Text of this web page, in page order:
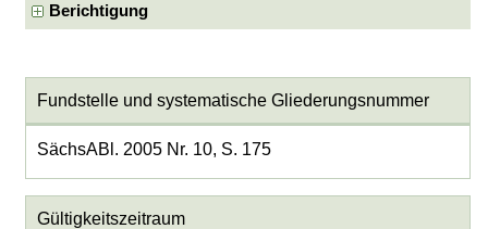
Berichtigung
Fundstelle und systematische Gliederungsnummer
SächsABl. 2005 Nr. 10, S. 175
Gültigkeitszeitraum